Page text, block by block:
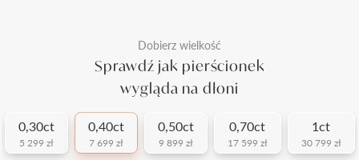
Dobierz wielkość
Sprawdź jak pierścionek
wygląda na dłoni
0,30ct
5 299 zł
0,40ct
7 699 zł
0,50ct
9 899 zł
0,70ct
17 599 zł
1ct
30 799 zł